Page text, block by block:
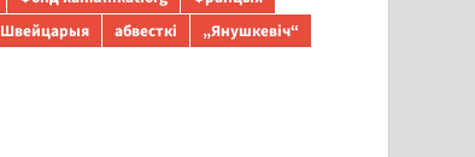
Швейцарыя абвесткі „Янушкевіч“